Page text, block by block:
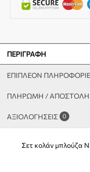
ΠΕΡΙΓΡΑΦΉ
ΕΠΙΠΛΈΟΝ
ΠΛΗΡΩΜΗ / ΑΠΟΣΤΟΛΗ
ΑΞΙΟΛΟΓΉΣΕΙΣ 0
Σετ κολάν μπλούζα